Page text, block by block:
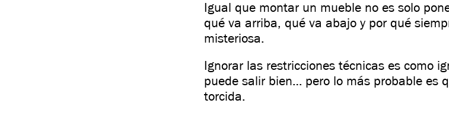
Igual que montar un mueble no es solo
qué va arriba, qué va abajo y por qué
misteriosa.
Ignorar las restricciones técnicas es como
puede salir bien… pero lo más probable es
torcida.